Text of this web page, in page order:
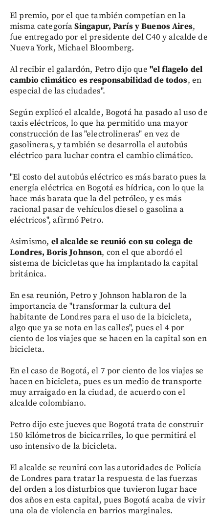
El premio, por el que también competían en la
misma categoríaSingapur, París y Buenos Aires,
fue entregado por el presidente del C40 y alcalde de
Nueva York, Michael Bloomberg.
Al recibir el galardón, Petro dijo que "el flagelo del
cambio climático es responsabilidad de todos, en
especial de las ciudades".
Según explicó el alcalde, Bogotá ha pasado al uso de
taxis eléctricos, lo que ha permitido una mayor
construcción de las "electrolineras" en vez de
gasolineras, y también se desarrolla el autobús
eléctrico para luchar contra el cambio climático.
"El costo del autobús eléctrico es más barato pues la
energía eléctrica en Bogotá es hídrica, con lo que la
hace más barata que la del petróleo, y es más
racional pasar de vehículos diesel o gasolina a
eléctricos", afirmó Petro.
Asimismo, el alcalde se reunió con su colega de
Londres, Boris Johnson, con el que abordó el
sistema de bicicletas que ha implantado la capital
británica.
En esa reunión, Petro y Johnson hablaron de la
importancia de "transformar la cultura del
habitante de Londres para el uso de la bicicleta,
algo que ya se nota en las calles", pues el 4 por
ciento de los viajes que se hacen en la capital son en
bicicleta.
En el caso de Bogotá, el 7 por ciento de los viajes se
hacen en bicicleta, pues es un medio de transporte
muy arraigado en la ciudad, de acuerdo con el
alcalde colombiano.
Petro dijo este jueves que Bogotá trata de construir
150 kilómetros de bicicarriles, lo que permitirá el
uso intensivo de la bicicleta.
El alcalde se reunirá con las autoridades de Policía
de Londres para tratar la respuesta de las fuerzas
del orden a los disturbios que tuvieron lugar hace
dos años en esta capital, pues Bogotá acaba de vivir
una ola de violencia en barrios marginales.